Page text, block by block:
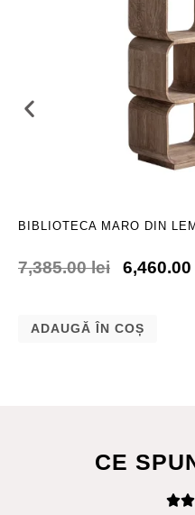
BIBLIOTECA MARO DIN
7,385.00lei 6,460.00
ADAUGĂ ÎN COȘ
CE